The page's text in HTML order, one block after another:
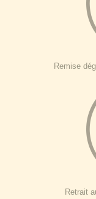
Remise
Retrait